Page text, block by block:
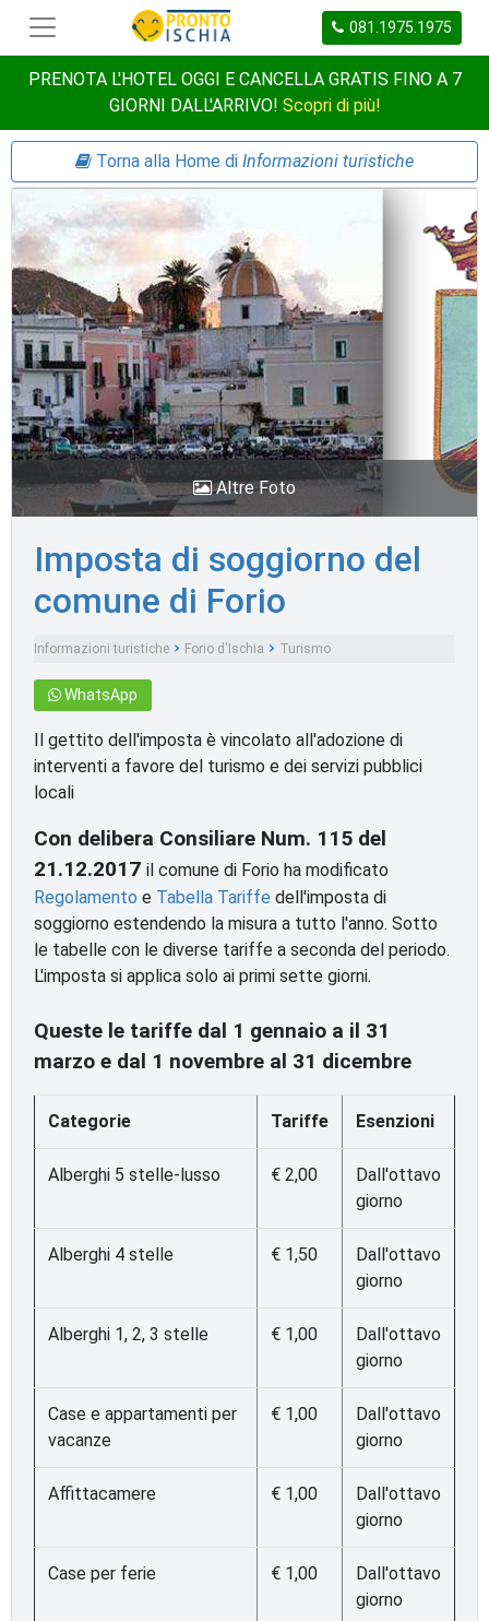
081.1975.1975
PRENOTA L'HOTEL OGGI E CANCELLA GRATIS FINO A 7
GIORNI DALL'ARRIVO! Scopri di più!
Torna alla Home di Informazioni turistiche
Altre Foto
Imposta di soggiorno del
comune di Forio
Informazioni turistiche Forio d'Ischia Turismo
WhatsApp
Il gettito dell'imposta è vincolato all'adozione di
interventi a favore del turismo e dei servizi pubblici
locali
Con delibera Consiliare Num. 115 del
21.12.2017 il comune di Forio ha modificato
Regolamento e Tabella Tariffe dell'imposta di
soggiorno estendendo la misura a tutto l'anno. Sotto
le tabelle con le diverse tariffe a seconda del periodo.
L'imposta si applica solo ai primi sette giorni.
Queste le tariffe dal 1 gennaio a il 31
marzo e dal 1 novembre al 31 dicembre
Categorie Tariffe Esenzioni
Alberghi 5 stelle-lusso € 2,00
Dall'ottavo
giorno
Alberghi 4 stelle € 1,50
Dall'ottavo
giorno
Alberghi 1, 2, 3 stelle € 1,00
Dall'ottavo
giorno
Case e appartamenti per
vacanze
€ 1,00
Dall'ottavo
giorno
Affittacamere € 1,00
Dall'ottavo
giorno
Case per ferie € 1,00
Dall'ottavo
giorno